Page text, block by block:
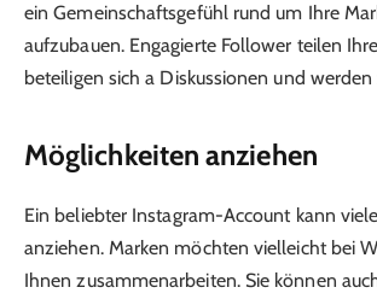
ein Gemeinschaftsgefühl rund um Ihre
aufzubauen. Engagierte Follower teilen
beteiligen sich a Diskussionen und werden
Möglichkeiten anziehen
Ein beliebter Instagram-Account kann
anziehen. Marken möchten vielleicht bei
Ihnen zusammenarbeiten. Sie können